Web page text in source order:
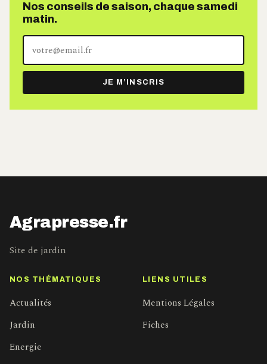
Nos conseils de saison, chaque samedi
matin.
Votre
adresse
e-
mail
JE M’INSCRIS
Agrapresse.fr
Site de jardin
NOS THÉMATIQUES
Actualités
Jardin
Energie
LIENS UTILES
Mentions Légales
Fiches